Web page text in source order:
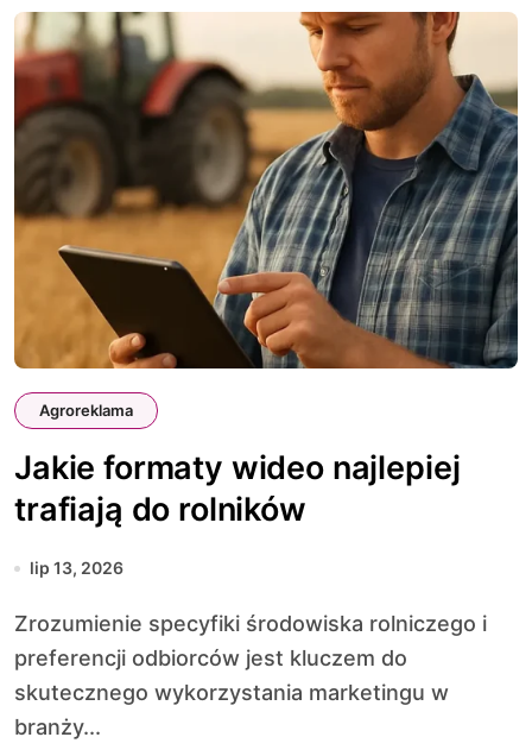
Agroreklama
Jakie formaty wideo najlepiej
trafiają do rolników
lip 13, 2026
Zrozumienie specyfiki środowiska rolniczego i
preferencji odbiorców jest kluczem do
skutecznego wykorzystania marketingu w
branży...